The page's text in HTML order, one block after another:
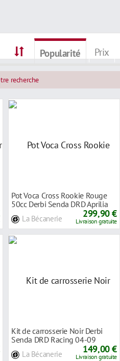
Popularité Prix
recherche
Pot Voca Cross Rookie Rouge
50cc Derbi Senda DRD Aprilia
La Bécanerie 299,90 €
Livraison gratuite
Kit de carrosserie Noir Derbi
Senda DRD Racing 04-09
La Bécanerie 149,00 €
Livraison gratuite